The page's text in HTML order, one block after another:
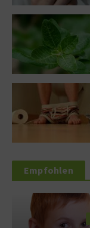
Empfohlen